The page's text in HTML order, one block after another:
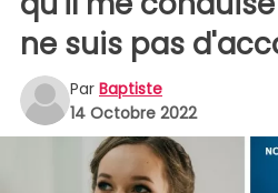
ne suis pas
Par Baptiste
14 Octobre 2022